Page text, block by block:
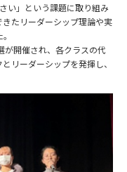
い」という課題に取り組み
たリーダーシップ理論や実
開催され、各クラスの代
リーダーシップを発揮し、